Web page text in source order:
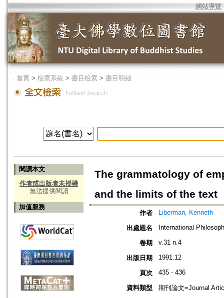
網站導覽
． 首頁 > 檢索系統 > 書目檢索 > 書目明細
閱讀本文
作者或出版者未授權
無法提供閱讀
加值服務
The grammatology of
and the limits of the text
作者 Liberman, Kenneth
出處題名 International
卷期 v.31 n.4
出版日期 1991.12
頁次 435 - 436
資料類型
期刊論文=Journal